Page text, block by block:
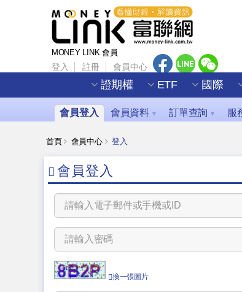
MONEY LINK 會員
登入 註冊 會員中心
證期權 ETF 國際
會員登入 會員資料 ▼ 訂單查詢 ▼ 服
首頁 會員中心 登入
會員登入
換一張圖片